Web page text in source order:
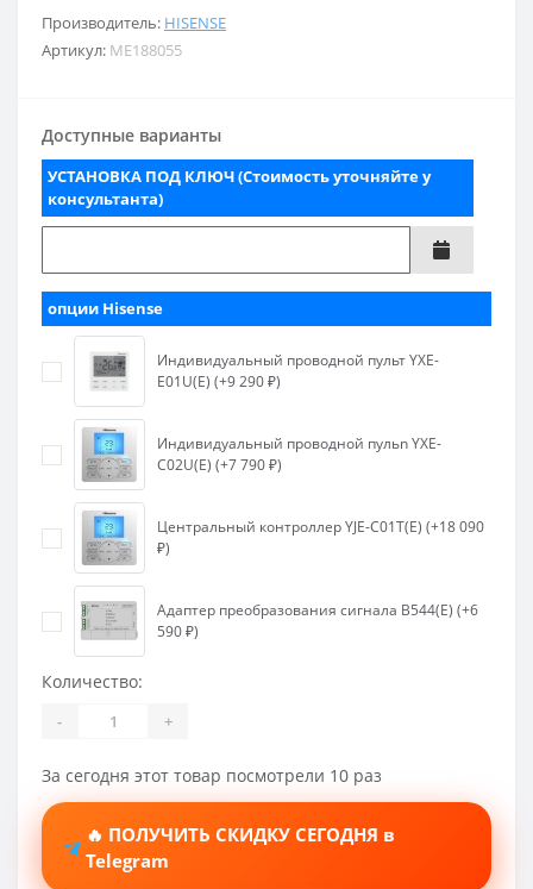
Производитель: HISENSE
Артикул: ME188055
Доступные варианты
УСТАНОВКА ПОД КЛЮЧ (Стоимость уточняйте у
консультанта)
опции Hisense
Индивидуальный проводной пульт YXE-
E01U(E) (+9 290 ₽)
Индивидуальный проводной пульn YXE-
C02U(E) (+7 790 ₽)
Центральный контроллер YJE-C01T(E) (+18 090
₽)
Адаптер преобразования сигнала B544(E) (+6
590 ₽)
Количество:
- +
За сегодня этот товар посмотрели 10 раз
🔥 ПОЛУЧИТЬ СКИДКУ СЕГОДНЯ в
Telegram